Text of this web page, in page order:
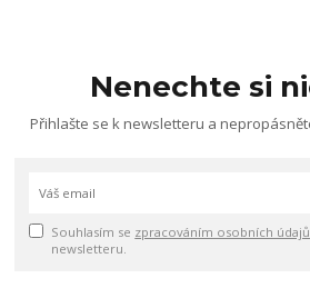
Nenechte si
Přihlašte se k newsletteru a
Souhlasím se zpracováním osobních údajů
newsletteru.